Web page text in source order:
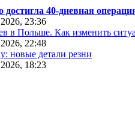
40-дневная
23:36
в Польше. Как изменить
22:48
новые детали резни
18:23